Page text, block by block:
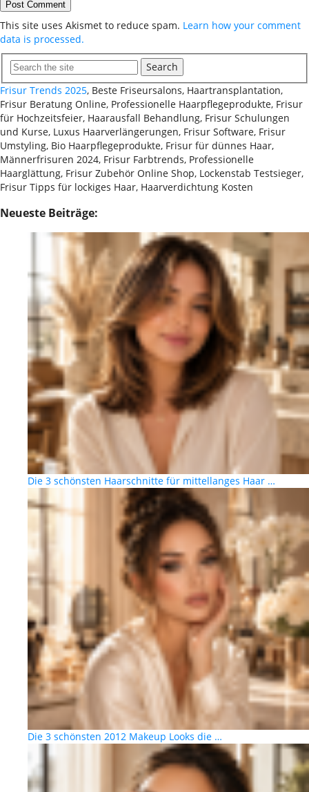
This site uses Akismet to reduce spam. Learn how your comment
data is processed.
Search
Frisur Trends 2025, Beste Friseursalons, Haartransplantation,
Frisur Beratung Online, Professionelle Haarpflegeprodukte, Frisur
für Hochzeitsfeier, Haarausfall Behandlung, Frisur Schulungen
und Kurse, Luxus Haarverlängerungen, Frisur Software, Frisur
Umstyling, Bio Haarpflegeprodukte, Frisur für dünnes Haar,
Männerfrisuren 2024, Frisur Farbtrends, Professionelle
Haarglättung, Frisur Zubehör Online Shop, Lockenstab Testsieger,
Frisur Tipps für lockiges Haar, Haarverdichtung Kosten
Neueste Beiträge:
Die 3 schönsten Haarschnitte für mittellanges Haar …
Die 3 schönsten 2012 Makeup Looks die …